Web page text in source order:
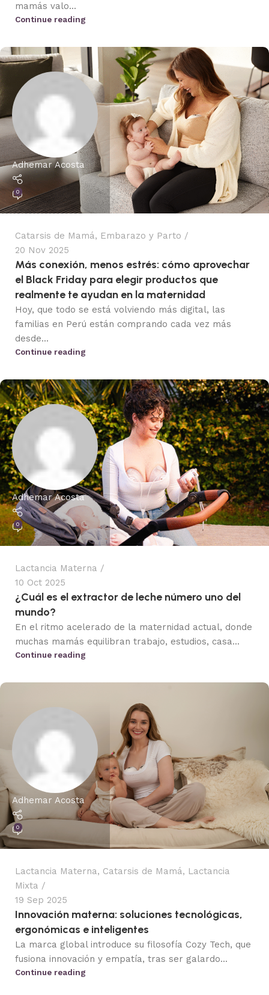
mamás valo...
Continue reading
Adhemar Acosta
0
Catarsis de Mamá, Embarazo y Parto
20 Nov 2025
Más conexión, menos estrés: cómo aprovechar
el Black Friday para elegir productos que
realmente te ayudan en la maternidad
Hoy, que todo se está volviendo más digital, las
familias en Perú están comprando cada vez más
desde...
Continue reading
Adhemar Acosta
0
Lactancia Materna
10 Oct 2025
¿Cuál es el extractor de leche número uno del
mundo?
En el ritmo acelerado de la maternidad actual, donde
muchas mamás equilibran trabajo, estudios, casa...
Continue reading
Adhemar Acosta
0
Lactancia Materna, Catarsis de Mamá, Lactancia
Mixta
19 Sep 2025
Innovación materna: soluciones tecnológicas,
ergonómicas e inteligentes
La marca global introduce su filosofía Cozy Tech, que
fusiona innovación y empatía, tras ser galardo...
Continue reading